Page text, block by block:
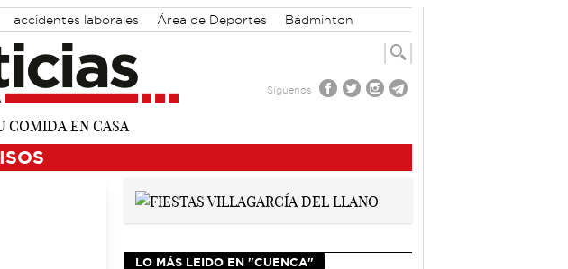
accidentes laborales Área de Deportes
Bádminton
Síguenos
LO MÁS LEIDO EN "CUENCA"